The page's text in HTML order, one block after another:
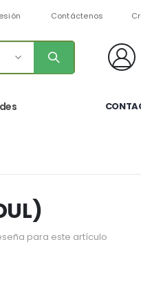
Contáctenos
para este artículo